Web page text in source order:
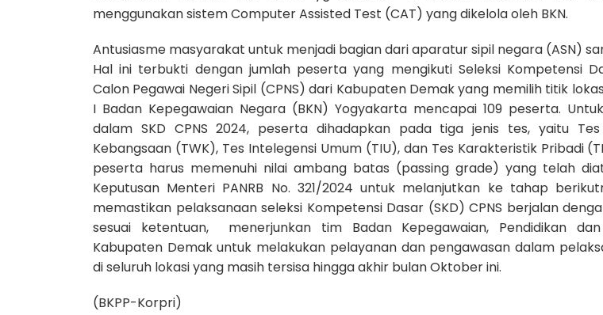
menggunakan sistem Computer Assisted Test (CAT) yang dikelola oleh BKN.
Antusiasme masyarakat untuk menjadi bagian dari aparatur sipil negara (ASN)
Hal ini terbukti dengan jumlah peserta yang mengikuti Seleksi Kompetensi
Calon Pegawai Negeri Sipil (CPNS) dari Kabupaten Demak yang memilih titik
I Badan Kepegawaian Negara (BKN) Yogyakarta mencapai 109 peserta.
dalam SKD CPNS 2024, peserta dihadapkan pada tiga jenis tes, yaitu Tes
Kebangsaan (TWK), Tes Intelegensi Umum (TIU), dan Tes Karakteristik Pribadi
peserta harus memenuhi nilai ambang batas (passing grade) yang telah
Keputusan Menteri PANRB No. 321/2024 untuk melanjutkan ke tahap
memastikan pelaksanaan seleksi Kompetensi Dasar (SKD) CPNS berjalan
sesuai ketentuan, menerjunkan tim Badan Kepegawaian, Pendidikan
Kabupaten Demakuntuk melakukan pelayanan dan pengawasan dalam
di seluruh lokasi yang masih tersisa hingga akhir bulan Oktober ini.
(BKPP-Korpri)